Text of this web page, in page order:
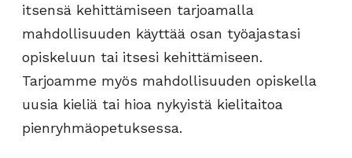
itsensä kehittämiseen tarjoamalla
mahdollisuuden käyttää osan työajastasi
opiskeluun tai itsesi kehittämiseen.
Tarjoamme myös mahdollisuuden opiskella
uusia kieliä tai hioa nykyistä kielitaitoa
pienryhmäopetuksessa.